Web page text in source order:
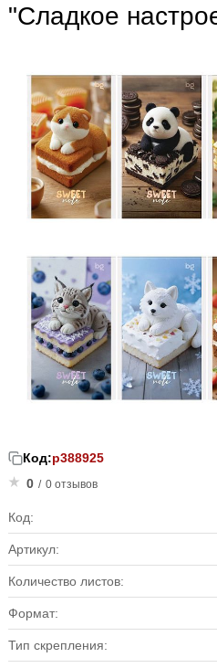
"Сладкое
Код:р388925
0 / 0 отзывов
Код:
Артикул:
Количество листов:
Формат:
Тип скрепления: